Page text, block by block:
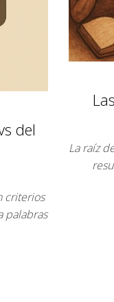
del
criterios
palabras
La raíz